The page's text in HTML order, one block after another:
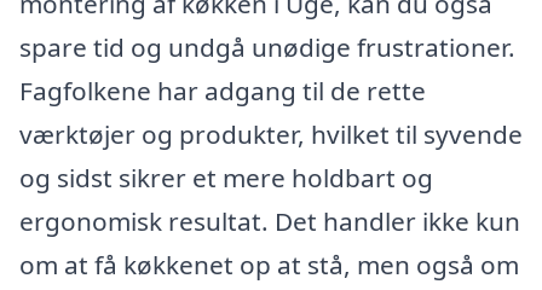
spare tid og undgå unødige frustrationer.
Fagfolkene har adgang til de rette
værktøjer og produkter, hvilket til syvende
og sidst sikrer et mere holdbart og
ergonomisk resultat. Det handler ikke kun
om at få køkkenet op at stå, men også om